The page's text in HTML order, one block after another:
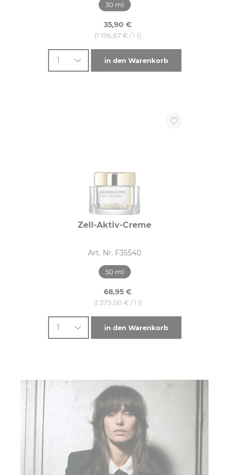
30 ml
35,90 €
(1.196,67 € / 1 l)
1 in den Warenkorb
Zell-Aktiv-Creme
Art. Nr. F35540
50 ml
68,95 €
(1.379,00 € / 1 l)
1 in den Warenkorb